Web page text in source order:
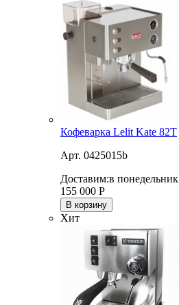
Кофеварка Lelit Kate 82T
Арт. 0425015b
Доставим:в понедельник
155 000 Р
В корзину
Хит